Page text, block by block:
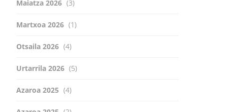
Maiatza 2026 (3)
Martxoa 2026 (1)
Otsaila 2026 (4)
Urtarrila 2026 (5)
Azaroa 2025 (4)